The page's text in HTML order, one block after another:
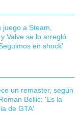
a Steam,
Valve se lo arregló
en shock'
un remaster, según
Bellic: 'Es la
de GTA'